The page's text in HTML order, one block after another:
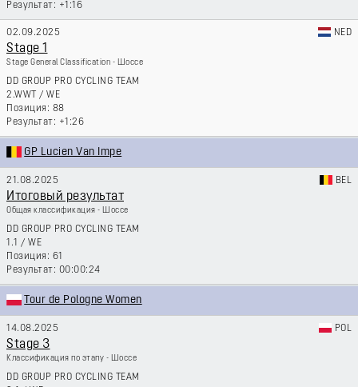
+1:16
02.09.2025 NED
Stage 1
Stage General Classification - Шоссе
DD GROUP PRO CYCLING TEAM
2.WWT / WE
88
+1:26
GP Lucien Van Impe
21.08.2025 BEL
Итоговый результат
Общая классификация - Шоссе
DD GROUP PRO CYCLING TEAM
1.1 / WE
61
00:00:24
Tour de Pologne Women
14.08.2025 POL
Stage 3
Классификация по этапу - Шоссе
DD GROUP PRO CYCLING TEAM